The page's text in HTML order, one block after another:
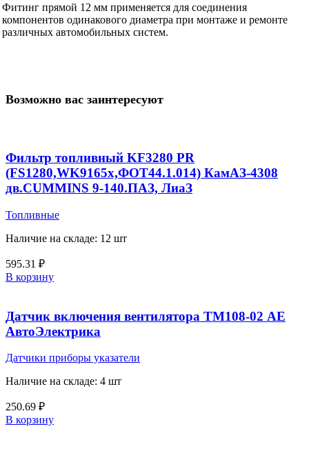
Фитинг прямой 12 мм применяется для соединения
компонентов одинакового диаметра при монтаже и ремонте
различных автомобильных систем.
Возможно вас заинтересуют
Фильтр топливный KF3280 PR
(FS1280,WK9165x,ФОТ44.1.014) КамАЗ-4308
дв.CUMMINS 9-140.ПАЗ, ЛиаЗ
Топливные
Наличие на складе: 12 шт
595.31 ₽
В корзину
Датчик включения вентилятора ТМ108-02 АЕ
АвтоЭлектрика
Датчики приборы указатели
Наличие на складе: 4 шт
250.69 ₽
В корзину